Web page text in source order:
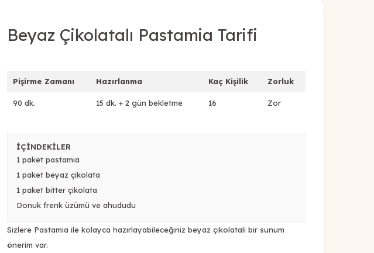
Beyaz Çikolatalı Pastamia Tarifi
Pişirme Zamanı Hazırlanma Kaç Kişilik Zorluk
90 dk. 15 dk. + 2 gün bekletme 16 Zor
İÇİNDEKİLER
1 paket pastamia
1 paket beyaz çikolata
1 paket bitter çikolata
Donuk frenk üzümü ve ahududu
Sizlere Pastamia ile kolayca hazırlayabileceğiniz beyaz çikolatalı bir sunum
önerim var.